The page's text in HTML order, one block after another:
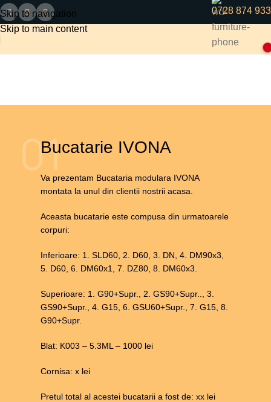
Skip to navigation
Skip to main content
0728 874 933
01
Bucatarie IVONA
Va prezentam Bucataria modulara IVONA
montata la unul din clientii nostrii acasa.
Aceasta bucatarie este compusa din urmatoarele
corpuri:
Inferioare: 1. SLD60, 2. D60, 3. DN, 4. DM90x3,
5. D60, 6. DM60x1, 7. DZ80, 8. DM60x3.
Superioare: 1. G90+Supr., 2. GS90+Supr.., 3.
GS90+Supr., 4. G15, 6. GSU60+Supr., 7. G15, 8.
G90+Supr.
Blat: K003 – 5.3ML – 1000 lei
Cornisa: x lei
Pretul total al acestei bucatarii a fost de: xx lei